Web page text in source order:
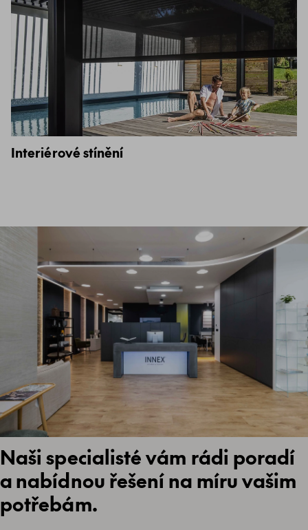
Interiérové stínění
Naši specialisté vám rádi poradí
a nabídnou řešení na míru vašim
potřebám.